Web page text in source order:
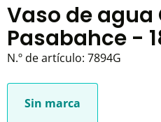
Vaso de agua
Pasabahce -
N.º de artículo: 7894G
Sin marca